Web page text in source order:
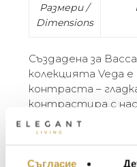
Съгласие
Размери /
Dimensions
Създадена за
колекцията Vega
контраста –
контрастира с
дръжка.
удоволствието.
шампанско,